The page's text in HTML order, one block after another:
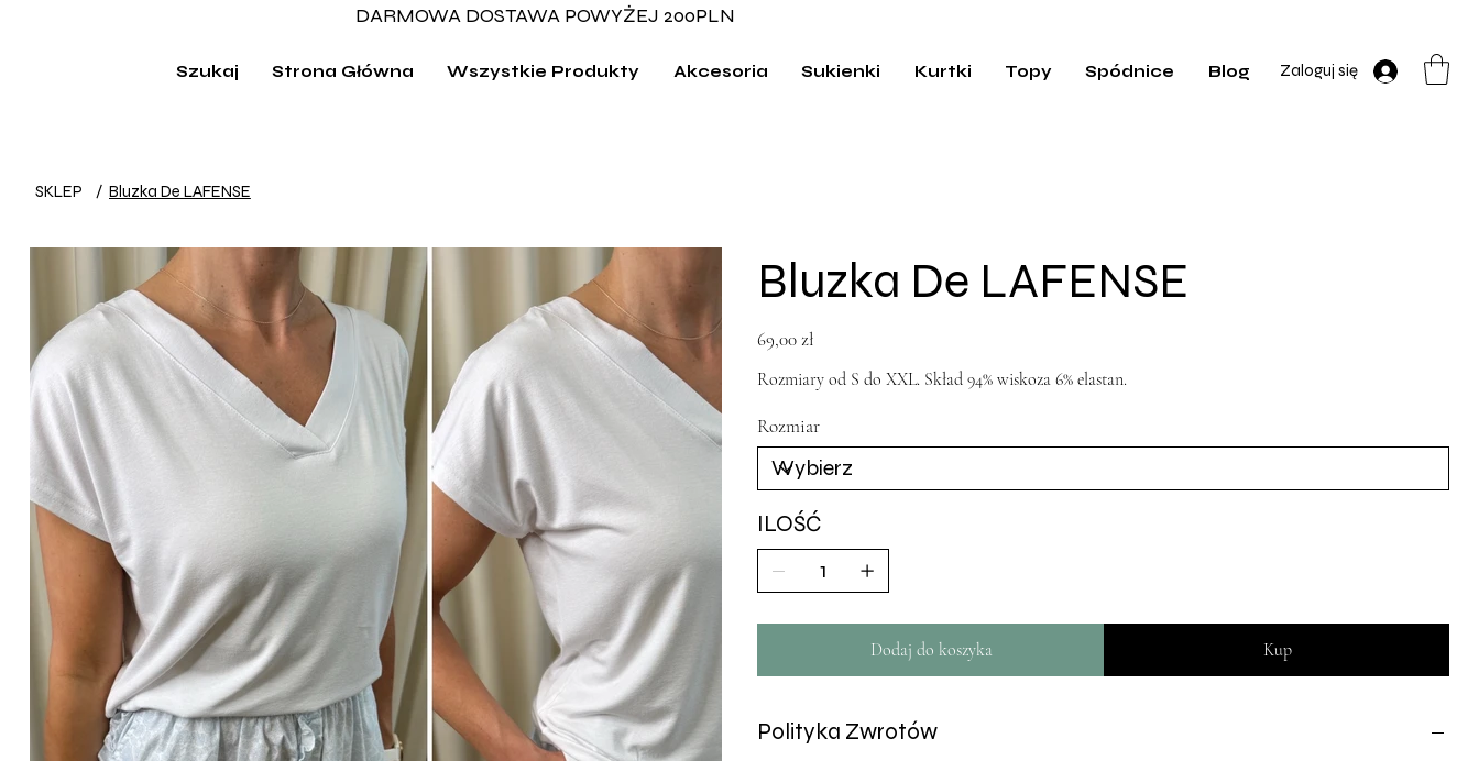
DARMOWA DOSTAWA POWYŻEJ 200PLN
Zaloguj się
Szukaj Strona Główna Wszystkie Produkty Akcesoria Sukienki Kurtki Topy Spódnice Blog
SKLEP / Bluzka De LAFENSE
Bluzka De LAFENSE
Cena
69,00 zł
Rozmiary od S do XXL. Skład 94% wiskoza 6% elastan.
Rozmiar
ILOŚĆ
Dodaj do koszyka Kup
Polityka Zwrotów